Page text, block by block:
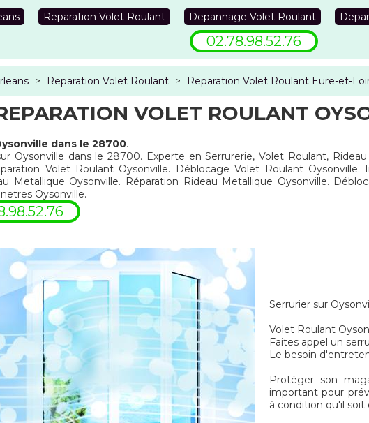
Reparation Volet Roulant Depannage Volet Roulant
02.78.98.52.76
> Reparation Volet Roulant > Reparation Volet Roulant Eure-et-
VOLET ROULANT
dans le 28700.
Oysonville dans le 28700. Experte en Serrurerie, Volet Roulant,
Volet Roulant Oysonville. Déblocage Volet Roulant Oysonville.
Metallique Oysonville. Réparation Rideau Metallique Oysonville.
Oysonville.
Serrurier sur
Volet Roulant
Faites appel un
Le besoin
Protéger son
important pour
à condition qu'il